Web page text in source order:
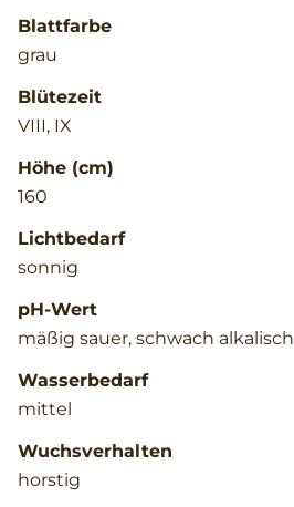
Blattfarbe
grau
Blütezeit
VIII, IX
Höhe (cm)
160
Lichtbedarf
sonnig
pH-Wert
mäßig sauer, schwach alkalisch
Wasserbedarf
mittel
Wuchsverhalten
horstig